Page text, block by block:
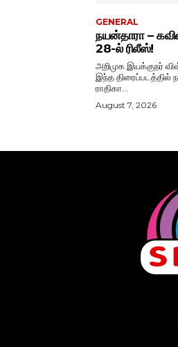
GENERAL
நயன்தாரா –
28-ல் ரிலீஸ்!
அறிமுக இயக்குநர்
இந்த திரைப்படத்தில்
ராதிகா...
August 7, 2026